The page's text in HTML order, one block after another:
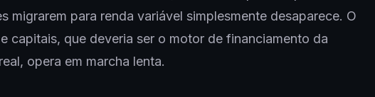
migrarem para renda variável simplesmente desaparece. O
capitais, que deveria ser o motor de financiamento da
opera em marcha lenta.